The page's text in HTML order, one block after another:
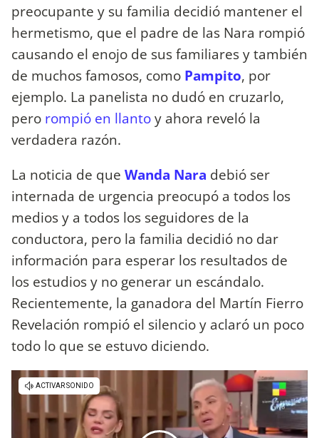
preocupante y su familia decidió mantener el
hermetismo, que el padre de las Nara rompió
causando el enojo de sus familiares y también
de muchos famosos, como Pampito, por
ejemplo. La panelista no dudó en cruzarlo,
pero rompió en llantoy ahora reveló la
verdadera razón.
La noticia de que Wanda Nara debió ser
internada de urgencia preocupó a todos los
medios y a todos los seguidores de la
conductora, pero la familia decidió no dar
información para esperar los resultados de
los estudios y no generar un escándalo.
Recientemente, la ganadora del Martín Fierro
Revelación rompió el silencio y aclaró un poco
todo lo que se estuvo diciendo.